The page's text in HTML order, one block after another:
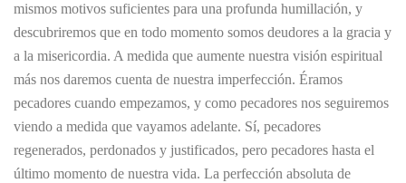
mismos motivos suficientes para una profunda humillación, y
descubriremos que en todo momento somos deudores a la gracia y
a la misericordia. A medida que aumente nuestra visión espiritual
más nos daremos cuenta de nuestra imperfección. Éramos
pecadores cuando empezamos, y como pecadores nos seguiremos
viendo a medida que vayamos adelante. Sí, pecadores
regenerados, perdonados y justificados, pero pecadores hasta el
último momento de nuestra vida. La perfección absoluta de